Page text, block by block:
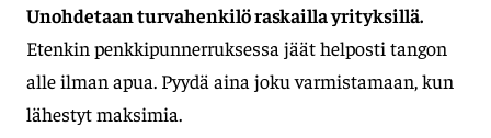
Unohdetaan turvahenkilö raskailla yrityksillä.
Etenkin penkkipunnerruksessa jäät helposti tangon
alle ilman apua. Pyydä aina joku varmistamaan, kun
lähestyt maksimia.